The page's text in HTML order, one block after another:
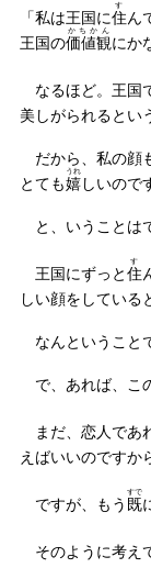
「私は王国に住
す
ん
王国の価値観
かちかん
にか
なるほど。王国
美しがられるとい
だから、私の顔
とても嬉
うれ
しいので
と、いうことは
王国にずっと住
す
しい顔をしている
なんということ
で、あれば、こ
まだ、恋人であ
えばいいのですか
ですが、もう 既
すで
そのように考え